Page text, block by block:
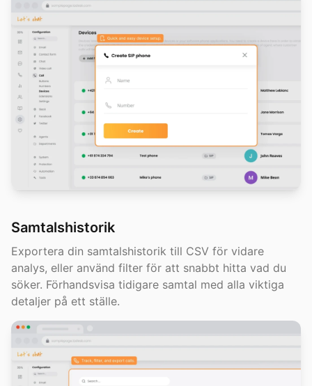
Samtalshistorik
Exportera din samtalshistorik till CSV för vidare
analys, eller använd filter för att snabbt hitta vad du
söker. Förhandsvisa tidigare samtal med alla viktiga
detaljer på ett ställe.